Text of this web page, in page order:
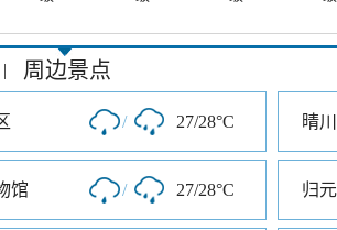
| 周边景点
/ 27/28°C 晴
馆 / 27/28°C 归